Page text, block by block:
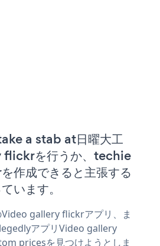
a stab at日曜大工
flickrを行うか、techie
成できると主張する
います。
gallery flickrアプリ、ま
アプリVideo gallery
pricesを見つけようとしま